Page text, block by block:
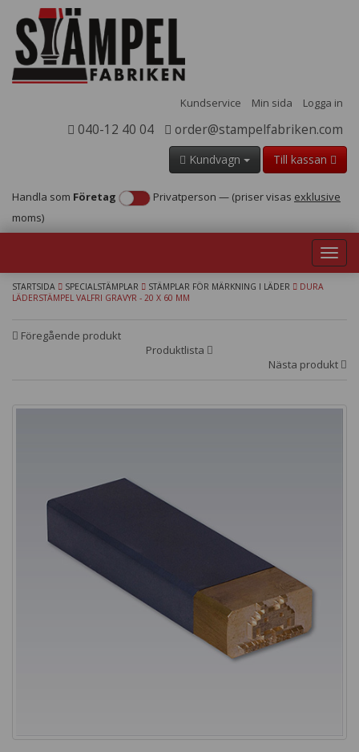
Kundservice Min sida Logga in
040-12 40 04 order@stampelfabriken.com
Kundvagn Till kassan
Handla som Företag Privatperson — (priser visas exklusive
moms)
STARTSIDA SPECIALSTÄMPLAR STÄMPLAR FÖR MÄRKNING I LÄDER
DURA
LÄDERSTÄMPEL VALFRI GRAVYR - 20 X 60 MM
Föregående produkt
Produktlista
Nästa produkt